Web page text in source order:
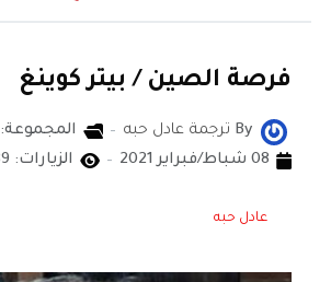
فرصة الصين / بيتر كوينغ
By ترجمة عادل حبه المجموعة:
08 شباط/فبراير 2021
الزيارات: 1889
عادل حبه